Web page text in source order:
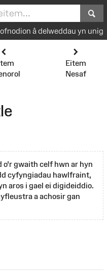
â delweddau yn unig
Eitem
Nesaf
o'r gwaith celf hwn ar hyn
cyfyngiadau hawlfraint,
aros i gael ei digideiddio.
a achosir gan